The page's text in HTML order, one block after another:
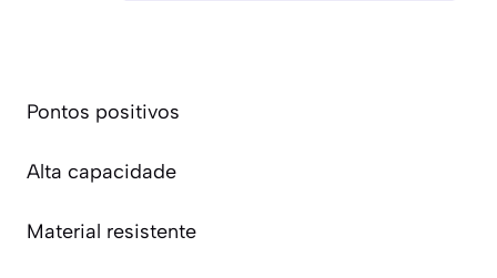
Pontos positivos
Alta capacidade
Material resistente